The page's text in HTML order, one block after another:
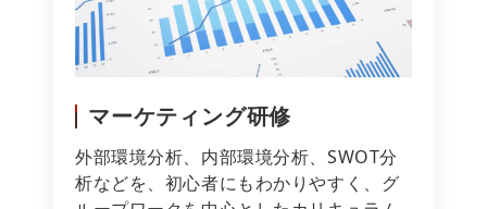
マーケティング研修
外部環境分析、内部環境分析、SWOT分
析などを、初心者にもわかりやすく、グ